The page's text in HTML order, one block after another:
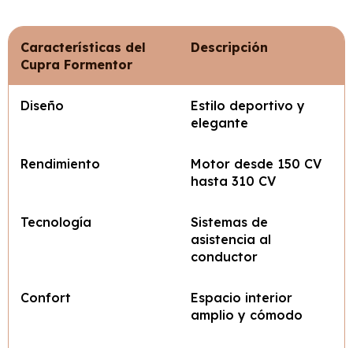
Características del
Cupra Formentor
Descripción
Diseño
Estilo deportivo y
elegante
Rendimiento
Motor desde 150 CV
hasta 310 CV
Tecnología
Sistemas de
asistencia al
conductor
Confort
Espacio interior
amplio y cómodo